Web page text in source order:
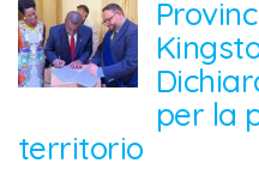
per la
territorio